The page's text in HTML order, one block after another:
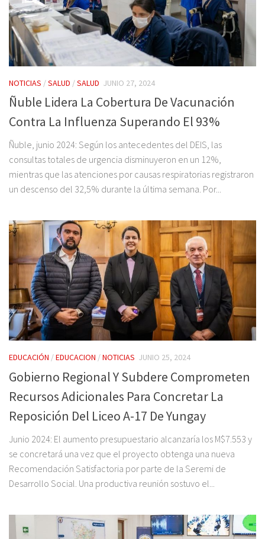
NOTICIAS /SALUD /SALUD JUNIO 27, 2024
Ñuble Lidera La Cobertura De Vacunación
Contra La Influenza Superando El 93%
Ñuble, junio 2024: Según los antecedentes del DEIS, las
consultas totales de urgencia disminuyeron en un 12%,
mientras que las atenciones por causas respiratorias registraron
un descenso del 32,5% durante la última semana. Por...
EDUCACIÓN /EDUCACION /NOTICIAS JUNIO 25, 2024
Gobierno Regional Y Subdere Comprometen
Recursos Adicionales Para Concretar La
Reposición Del Liceo A-17 De Yungay
Junio 2024: El aumento presupuestario alcanzaría los M$7.553 y
se concretará una vez que el proyecto obtenga una nueva
Recomendación Satisfactoria por parte de la Seremi de
Desarrollo Social. Una productiva reunión sostuvo el...